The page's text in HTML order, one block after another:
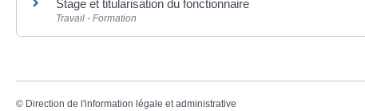
Stage et titularisation du fonctionnaire
Travail - Formation
© Direction de l'information légale et administrative